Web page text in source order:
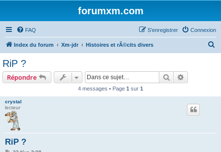
forumxm.com
FAQ Connexion
S’enregistrer
Index du forum Xm-jdr Histoires et rÃ©cits divers
RiP ?
Répondre Rechercher
4 messages • Page 1 sur 1
crystal
lecteur
RiP ?